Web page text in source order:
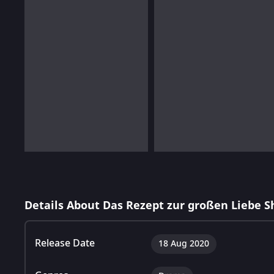
Details About Das Rezept zur großen Liebe
Release Date 18 Aug 2020